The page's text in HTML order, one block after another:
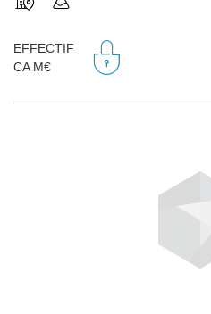
EFFECTIF
CA M€